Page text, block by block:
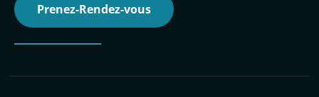
Prenez-Rendez-vous